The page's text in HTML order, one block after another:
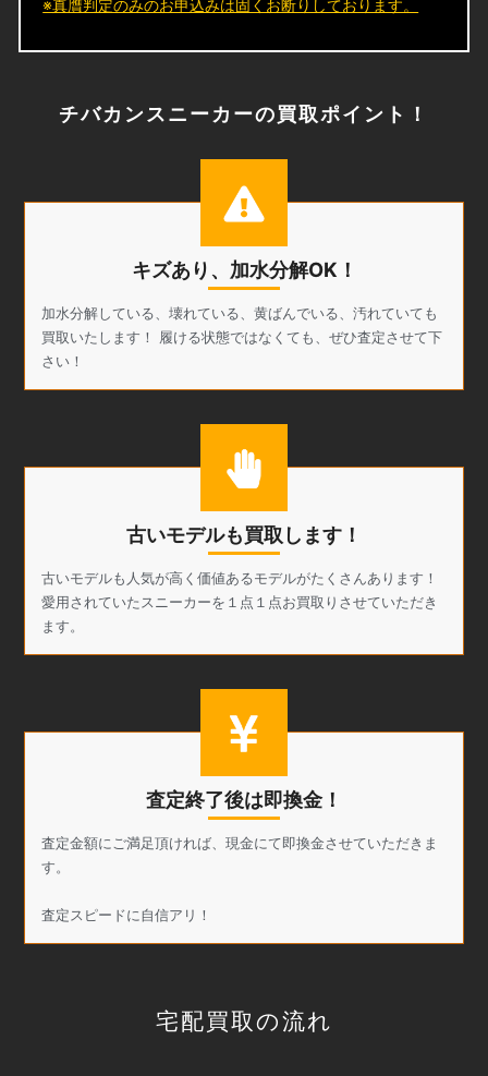
※真贋判定のみのお申込みは固くお断りしております。
チバカンスニーカーの買取ポイント！
キズあり、加水分解OK！
加水分解している、壊れている、黄ばんでいる、汚れていても
買取いたします！ 履ける状態ではなくても、ぜひ査定させて下
さい！
古いモデルも買取します！
古いモデルも人気が高く価値あるモデルがたくさんあります！
愛用されていたスニーカーを１点１点お買取りさせていただき
ます。
査定終了後は即換金！
査定金額にご満足頂ければ、現金にて即換金させていただきま
す。
査定スピードに自信アリ！
宅配買取の流れ